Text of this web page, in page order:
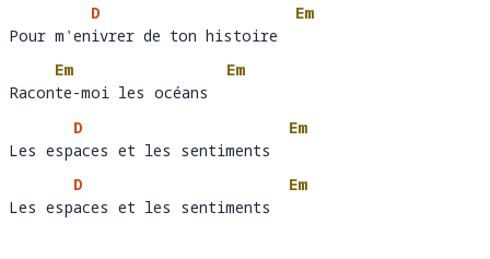
Pour m'en
D
ivrer de ton histoire
Em
Pour m'enivrer de ton histoire
Racon
Em
te-moi les océans
Em
Raconte-moi les océans
Les esp
D
aces et les sentiments
Em
Les espaces et les sentiments
Les esp
D
aces et les sentiments
Em
Les espaces et les sentiments